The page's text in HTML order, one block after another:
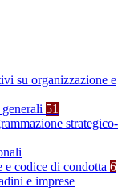
su organizzazione e
51
strategico-
codice di condotta 6
e imprese